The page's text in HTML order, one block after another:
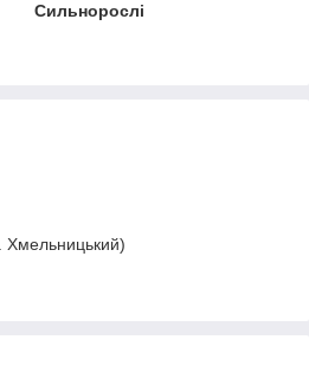
Сильнорослі
Хмельницький)